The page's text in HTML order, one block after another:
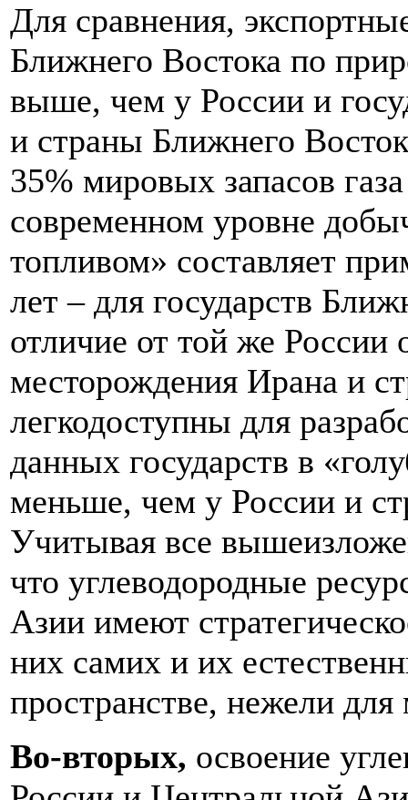
Для сравнения,
Ближнего Востока по
выше, чем у России и
и страны Ближнего
35% мировых запасов
современном уровне
топливом» составляет
лет – для государств
отличие от той же России
месторождения Ирана и
легкодоступны для
данных государств в
меньше, чем у России и
Учитывая все
что углеводородные
Азии имеют
них самих и их
пространстве, нежели
Во-вторых, освоение